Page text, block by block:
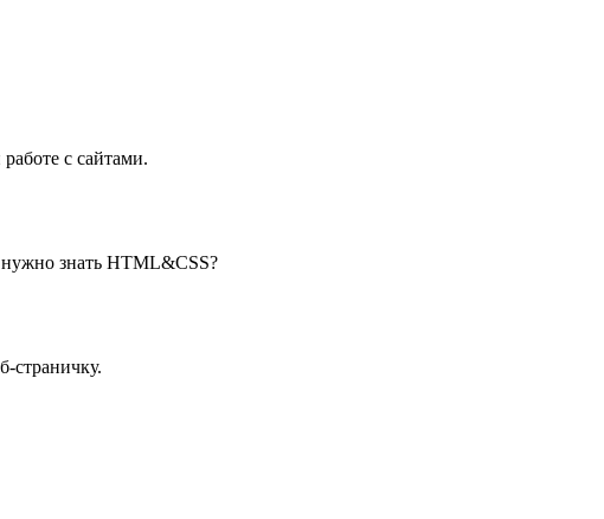
с сайтами.
нужно знать HTML&CSS?
страничку.